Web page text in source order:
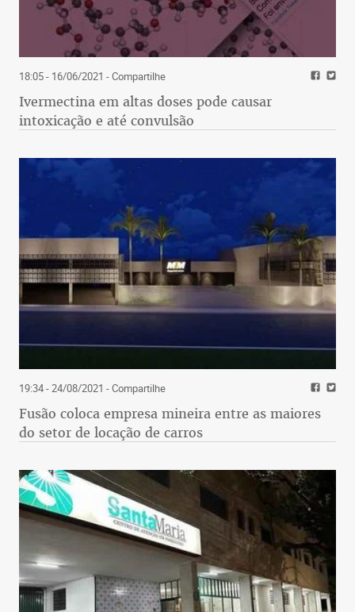
18:05 - 16/06/2021 - Compartilhe
Ivermectina em altas doses pode causar
intoxicação e até convulsão
19:34 - 24/08/2021 - Compartilhe
Fusão coloca empresa mineira entre as maiores
do setor de locação de carros